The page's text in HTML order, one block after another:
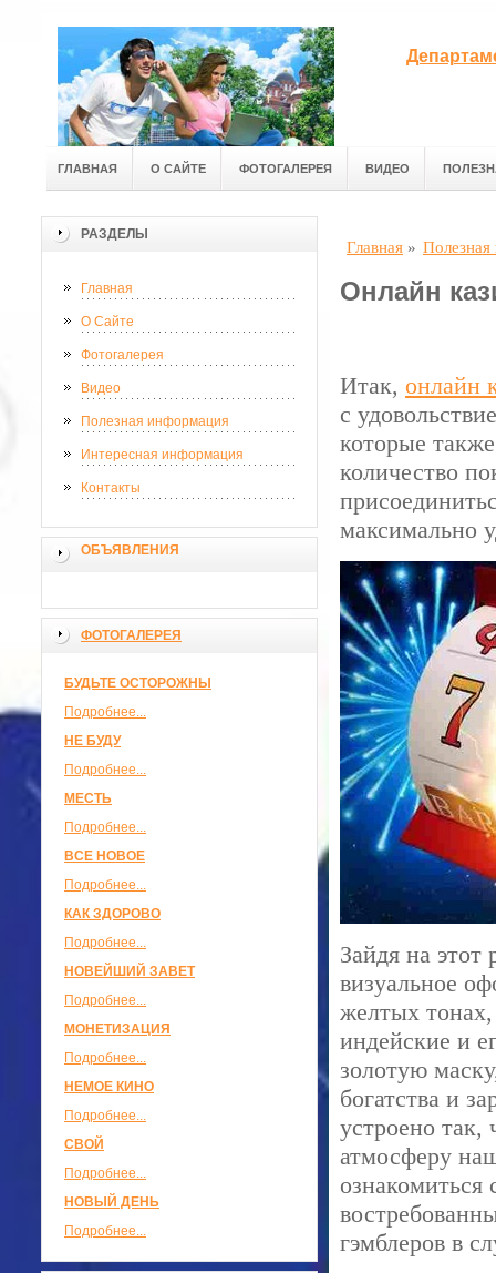
ГЛАВНАЯ О САЙТЕ ФОТОГАЛЕРЕЯ ВИДЕО
РАЗДЕЛЫ
Главная
О Сайте
Фотогалерея
Видео
Полезная информация
Интересная информация
Контакты
ОБЪЯВЛЕНИЯ
ФОТОГАЛЕРЕЯ
БУДЬТЕ ОСТОРОЖНЫ
Подробнее...
НЕ БУДУ
Подробнее...
МЕСТЬ
Подробнее...
ВСЕ НОВОЕ
Подробнее...
КАК ЗДОРОВО
Подробнее...
НОВЕЙШИЙ ЗАВЕТ
Подробнее...
МОНЕТИЗАЦИЯ
Подробнее...
НЕМОЕ КИНО
Подробнее...
СВОЙ
Подробнее...
НОВЫЙ ДЕНЬ
Подробнее...
Главная »
Онлайн
Итак, онлайн
с
которые
количество
максимально
Зайдя на
визуальное
желтых
индейские и
золотую
богатства и
устроено
атмосферу
гэмблеров в